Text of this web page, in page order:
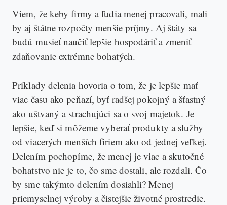
Viem, že keby firmy a ľudia menej pracovali, mali
by aj štátne rozpočty menšie príjmy. Aj štáty sa
budú musieť naučiť lepšie hospodáriť a zmeniť
zdaňovanie extrémne bohatých.
Príklady delenia hovoria o tom, že je lepšie mať
viac času ako peňazí, byť radšej pokojný a šťastný
ako uštvaný a strachujúci sa o svoj majetok. Je
lepšie, keď si môžeme vyberať produkty a služby
od viacerých menších firiem ako od jednej veľkej.
Delením pochopíme, že menej je viac a skutočné
bohatstvo nie je to, čo sme dostali, ale rozdali. Čo
by sme takýmto delením dosiahli? Menej
priemyselnej výroby a čistejšie životné prostredie.